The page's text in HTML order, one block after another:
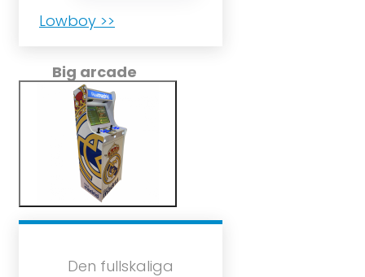
Lowboy >>
Big arcade
Den fullskaliga